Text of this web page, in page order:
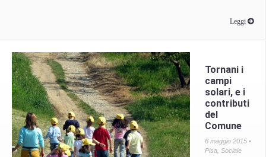
Leggi
Tornani i
campi
solari, e i
contributi
del
Comune
6 maggio 2015 •
Pisa Sociale